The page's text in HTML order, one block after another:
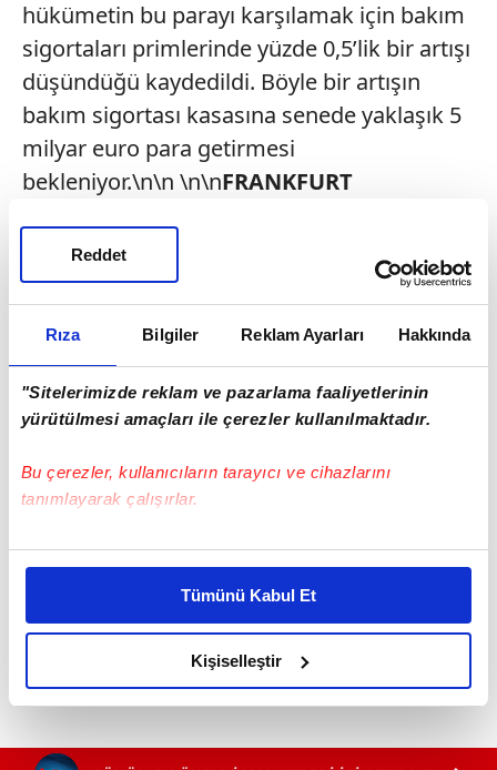
Rıza Bilgiler Reklam Ayarları Hakkında
"Sitelerimizde reklam ve pazarlama faaliyetlerinin
yürütülmesi amaçları ile çerezler kullanılmaktadır.
Bu çerezler, kullanıcıların tarayıcı ve cihazlarını
tanımlayarak çalışırlar.
Bu çerezlere izin vermeniz halinde sizlere özel
daha iyi reklam deneyimi yaşatabiliriz. Bunu yaparken
amacımızın size daha iyi bir reklam deneyimi sunmak
olduğunu ve sizlere en iyi içerikleri sunabilmek adına
elimizden gelen çabayı gösterdiğimizi ve bu noktada,
reklamların maliyetlerimizi karşılamak noktasında tek gelir
Tümünü Kabul Et
Kişiselleştir
Reddet
hükümetin bu parayı karşılamak için bakım
sigortaları primlerinde yüzde 0,5’lik bir artışı
düşündüğü kaydedildi. Böyle bir artışın
bakım sigortası kasasına senede yaklaşık 5
milyar euro para getirmesi
bekleniyor.\n\n \n\nFRANKFURT